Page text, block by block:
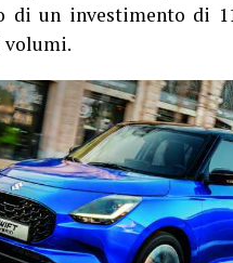
di un investimento di
volumi.